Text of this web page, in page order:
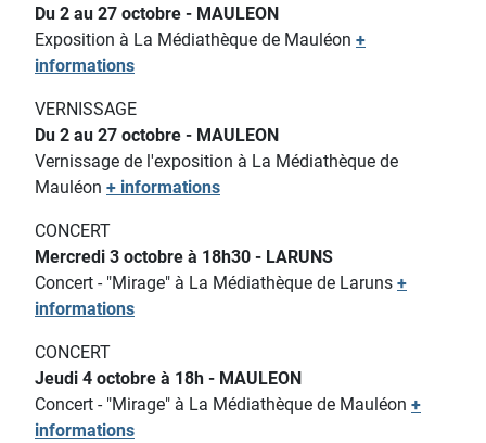
Du 2 au 27 octobre - MAULEON
Exposition à La Médiathèque de Mauléon +
informations
VERNISSAGE
Du 2 au 27 octobre - MAULEON
Vernissage de l'exposition à La Médiathèque de
Mauléon + informations
CONCERT
Mercredi 3 octobre à 18h30 - LARUNS
Concert - "Mirage" à La Médiathèque de Laruns +
informations
CONCERT
Jeudi 4 octobre à 18h - MAULEON
Concert - "Mirage" à La Médiathèque de Mauléon +
informations